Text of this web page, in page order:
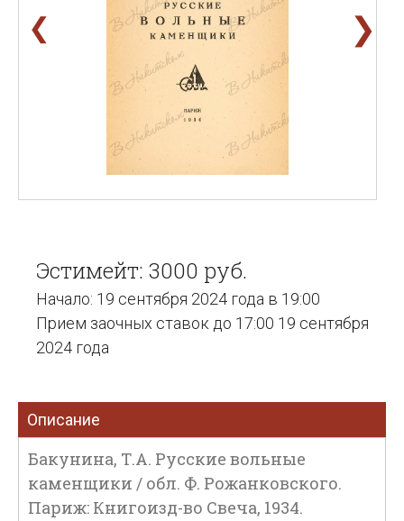
❮ ❯
Эстимейт: 3000 руб.
Начало: 19 сентября 2024 года в 19:00
Прием заочных ставок до 17:00 19 сентября
2024 года
Описание
Бакунина, Т.А. Русские вольные
каменщики / обл. Ф. Рожанковского.
Париж: Книгоизд-во Свеча, 1934.